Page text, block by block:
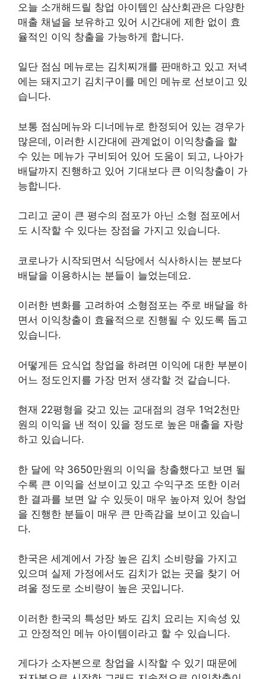
오늘 소개해드릴 창업 아이템인 삼산회관은 다양한
매출 채널을 보유하고 있어 시간대에 제한 없이 효
율적인 이익 창출을 가능하게 합니다.
일단 점심 메뉴로는 김치찌개를 판매하고 있고 저녁
에는 돼지고기 김치구이를 메인 메뉴로 선보이고 있
습니다.
보통 점심메뉴와 디너메뉴로 한정되어 있는 경우가
많은데, 이러한 시간대에 관계없이 이익창출을 할
수 있는 메뉴가 구비되어 있어 도움이 되고, 나아가
배달까지 진행하고 있어 기대보다 큰 이익창출이 가
능합니다.
그리고 굳이 큰 평수의 점포가 아닌 소형 점포에서
도 시작할 수 있다는 장점을 가지고 있습니다.
코로나가 시작되면서 식당에서 식사하시는 분보다
배달을 이용하시는 분들이 늘었는데요.
이러한 변화를 고려하여 소형점포는 주로 배달을 하
면서 이익창출이 효율적으로 진행될 수 있도록 돕고
있습니다.
어떻게든 요식업 창업을 하려면 이익에 대한 부분이
어느 정도인지를 가장 먼저 생각할 것 같습니다.
현재 22평형을 갖고 있는 교대점의 경우 1억2천만
원의 이익을 낸 적이 있을 정도로 높은 매출을 자랑
하고 있습니다.
한 달에 약 3650만원의 이익을 창출했다고 보면 될
수록 큰 이익을 선보이고 있고 수익구조 또한 이러
한 결과를 보면 알 수 있듯이 매우 높아져 있어 창업
을 진행한 분들이 매우 큰 만족감을 보이고 있습니
다.
한국은 세계에서 가장 높은 김치 소비량을 가지고
있으며 실제 가정에서도 김치가 없는 곳을 찾기 어
려울 정도로 소비량이 높은 곳입니다.
이러한 한국의 특성만 봐도 김치 요리는 지속성 있
고 안정적인 메뉴 아이템이라고 할 수 있습니다.
게다가 소자본으로 창업을 시작할 수 있기 때문에